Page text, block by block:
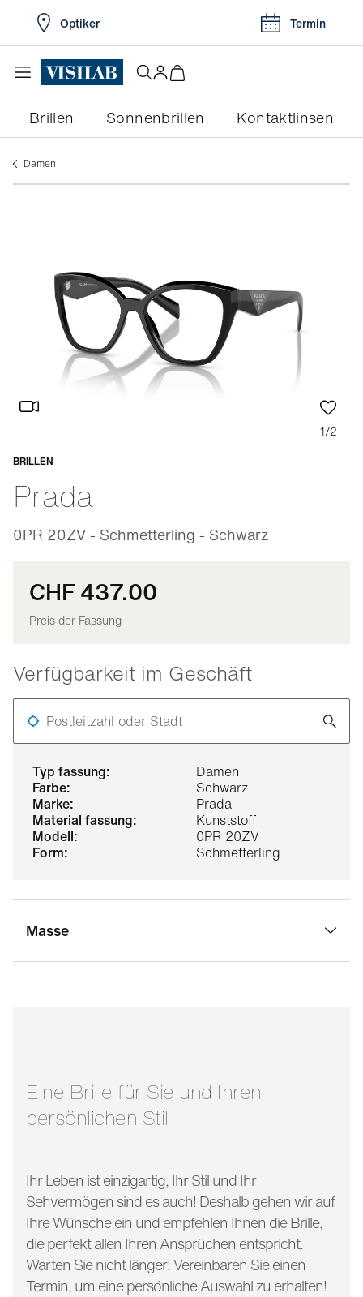
Optiker Termin
Brillen Sonnenbrillen Kontaktlinsen
damen
typ fassung:
Damen
farbe:
Schwarz
marke:
Prada
material fassung:
Kunststoff
modell:
0PR 20ZV
form:
Schmetterling
Masse
1/2
BRILLEN
Prada
0PR 20ZV - Schmetterling - Schwarz
Anpassbar
CHF 437.00
Preis der Fassung
Verfügbarkeit im Geschäft
Postleitzahl oder Stadt
Eine Brille für Sie und Ihren
persönlichen Stil
Ihr Leben ist einzigartig, Ihr Stil und Ihr
Sehvermögen sind es auch! Deshalb gehen wir auf
Ihre Wünsche ein und empfehlen Ihnen die Brille,
die perfekt allen Ihren Ansprüchen entspricht.
Warten Sie nicht länger! Vereinbaren Sie einen
Termin, um eine persönliche Auswahl zu erhalten!